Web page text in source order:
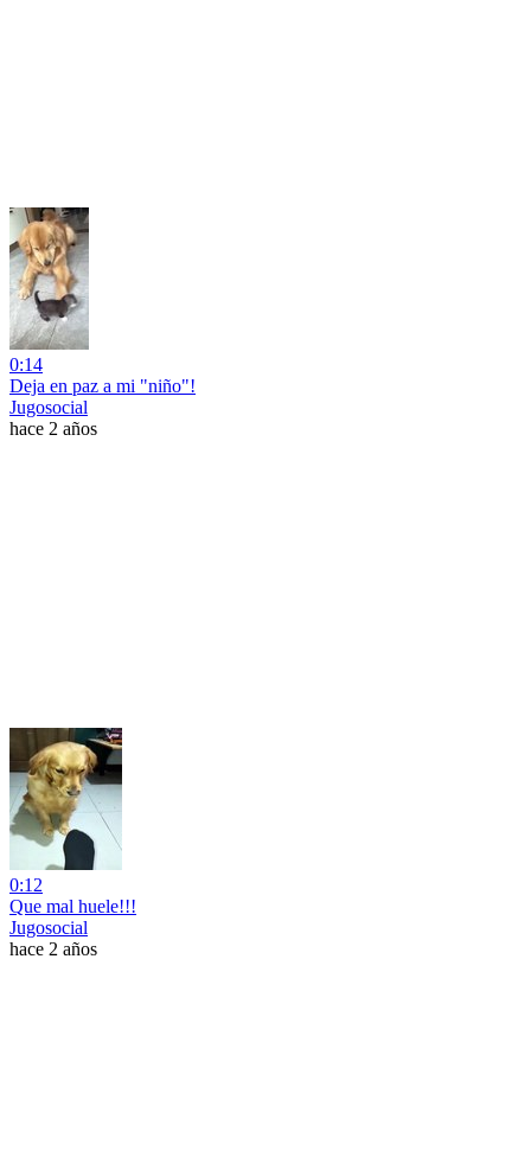
0:14
Deja en paz a mi "niño"!
Jugosocial
hace 2 años
0:12
Que mal huele!!!
Jugosocial
hace 2 años